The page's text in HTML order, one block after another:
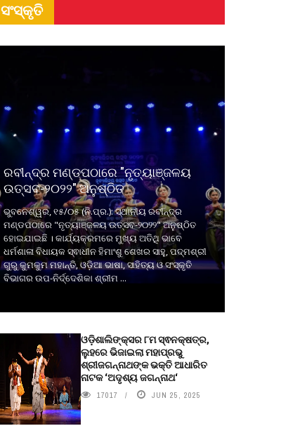
ସଂସ୍କୃତି
ରବୀନ୍ଦ୍ର ମଣ୍ଡପଠାରେ "ନୃତ୍ୟାଞ୍ଜଳୟ
ଉତ୍ସବ-୨୦୨୨" ଅନୁଷ୍ଠିତ
ଭୁବନେଶ୍ୱର, ୧୫/୦୫ (ନି.ପ୍ର.): ସ୍ଥାନୀୟ ରବୀନ୍ଦ୍ର
ମଣ୍ଡପଠାରେ "ନୃତ୍ୟାଞ୍ଜଳୟ ଉତ୍ସବ-୨୦୨୨" ଅନୁଷ୍ଠିତ
ହୋଇଯାଇଛି । କାର୍ଯ୍ୟକ୍ରମରେ ମୁଖ୍ୟ ଅତିଥି ଭାବେ
ଧର୍ମଶାଳା ବିଧାୟକ ସ୍ଵାଧୀନ ହିମାଂଶୁ ଶେଖର ସାହୁ, ପଦ୍ମଶ୍ରୀ
ଗୁରୁ କୁମକୁମ ମହାନ୍ତି, ଓଡ଼ିଆ ଭାଷା, ସାହିତ୍ୟ ଓ ସଂସ୍କୃତି
ବିଭାଗର ଉପ-ନିର୍ଦ୍ଦେଶିକା ଶ୍ରୀମ ...
ଓଡ଼ିଶାଲିଙ୍କ୍ସର ୮ମ ସ୍ଵନକ୍ଷତ୍ର,
ଲୁହରେ ଭିଜାଇଲା ମହାପ୍ରଭୁ
ଶ୍ରୀଜଗନ୍ନାଥଙ୍କ ଭକ୍ତି ଆଧାରିତ
ନାଟକ ‘ଅଦୃଶ୍ୟ ଜଗନ୍ନାଥ‘
17017 JUN 25, 2025